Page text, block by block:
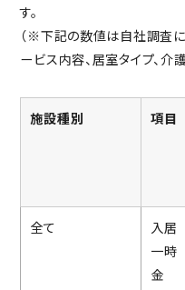
す。
（※下記の数値は自社調査
ービス内容、居室タイプ、介
施設種別 項目
全て
入居
一時
金